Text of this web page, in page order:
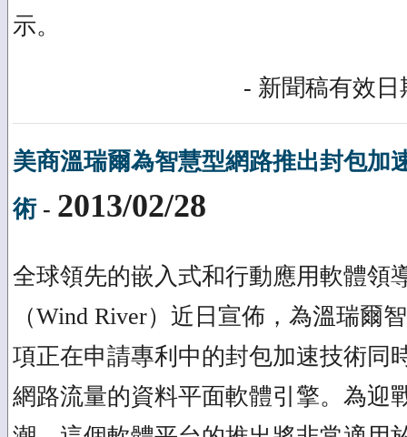
示。
- 新聞稿有效日
美商溫瑞爾為智慧型網路推出封包加
術- 2013/02/28
全球領先的嵌入式和行動應用軟體領
（Wind River）近日宣佈，為溫瑞爾
項正在申請專利中的封包加速技術同
網路流量的資料平面軟體引擎。為迎